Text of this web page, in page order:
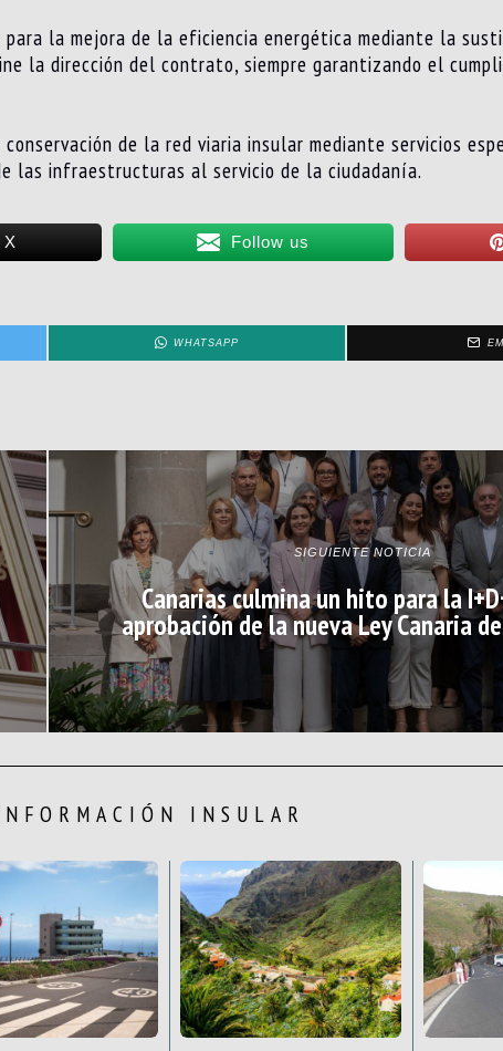
la mejora de la eficiencia energética mediante la
la dirección del contrato, siempre garantizando el
de la red viaria insular mediante servicios
las infraestructuras al servicio de la ciudadanía.
X Follow us
WHATSAPP
SIGUIENTE NOTICIA
Canarias culmina un hito para la
aprobación de la nueva Ley Canaria
INSULAR